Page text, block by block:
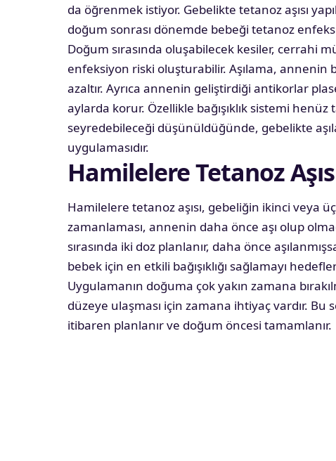
da öğrenmek istiyor. Gebelikte tetanoz aşısı
doğum sonrası dönemde bebeği tetanoz
Doğum sırasında oluşabilecek kesiler, cerrahi
enfeksiyon riski oluşturabilir. Aşılama, annenin
azaltır. Ayrıca annenin geliştirdiği antikorlar
aylarda korur. Özellikle bağışıklık sistemi
seyredebileceği düşünüldüğünde, gebelikte
uygulamasıdır.
Hamilelere Tetanoz
Hamilelere tetanoz aşısı, gebeliğin ikinci veya
zamanlaması, annenin daha önce aşı olup
sırasında iki doz planlanır, daha önce
bebek için en etkili bağışıklığı sağlamayı
Uygulamanın doğuma çok yakın zamana
düzeye ulaşması için zamana ihtiyaç vardır. Bu
itibaren planlanır ve doğum öncesi tamamlanır.